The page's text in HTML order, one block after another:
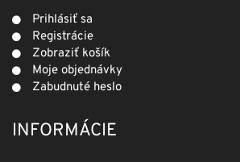
Prihlásiť sa
Registrácie
Zobraziť košík
Moje objednávky
Zabudnuté heslo
INFORMÁCIE